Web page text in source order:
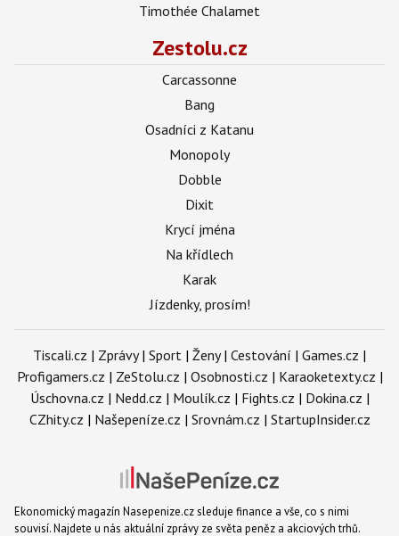
Timothée Chalamet
Zestolu.cz
Carcassonne
Bang
Osadníci z Katanu
Monopoly
Dobble
Dixit
Krycí jména
Na křídlech
Karak
Jízdenky, prosím!
Tiscali.cz | Zprávy| Sport | Ženy| Cestování | Games.cz |
Profigamers.cz | ZeStolu.cz | Osobnosti.cz | Karaoketexty.cz |
Úschovna.cz | Nedd.cz | Moulík.cz | Fights.cz | Dokina.cz |
CZhity.cz | Našepeníze.cz | Srovnám.cz | StartupInsider.cz
Ekonomický magazín Nasepenize.cz sleduje finance a vše, co s nimi
souvisí. Najdete u nás aktuální zprávy ze světa peněz a akciových trhů.